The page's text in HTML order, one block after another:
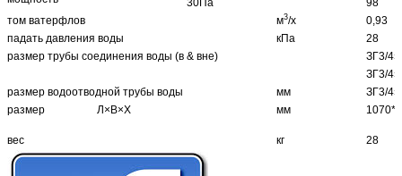
30Па
98
том ватерфлов
м3/х
0,93
падать давления воды
кПа
28
размер трубы соединения воды (в & вне)
ЗГ3/4»
ЗГ3/4»
размер водоотводной трубы воды
мм
ЗГ3/4»
размер
Л×В×Х мм
вес кг 28